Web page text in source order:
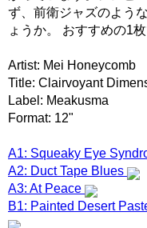
ず、前衛ジャズのよう
ょうか。 おすすめの1
Artist: Mei Honeycomb
Title: Clairvoyant
Label: Meakusma
Format: 12"
A1: Squeaky Eye
A2: Duct Tape Blues
A3: At Peace
B1: Painted Desert